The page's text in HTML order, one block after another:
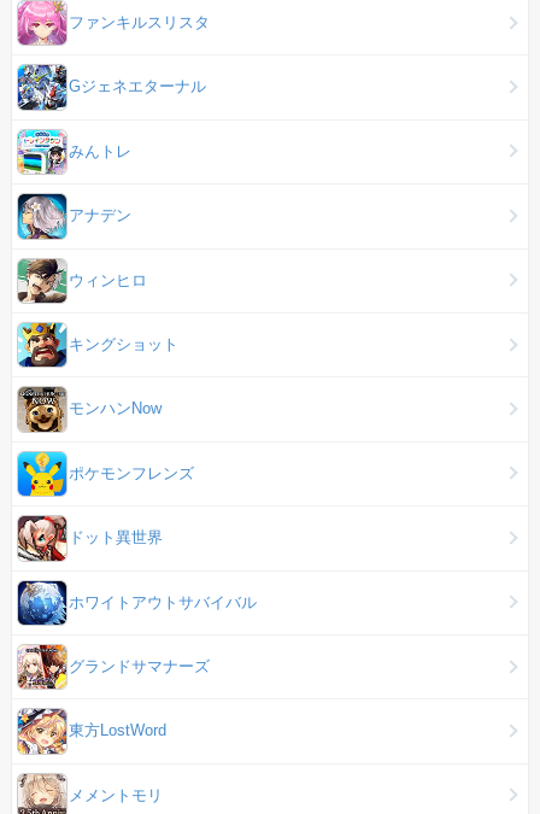
ファンキルスリスタ
Gジェネエターナル
みんトレ
アナデン
ウィンヒロ
キングショット
モンハンNow
ポケモンフレンズ
ドット異世界
ホワイトアウトサバイバル
グランドサマナーズ
東方LostWord
メメントモリ